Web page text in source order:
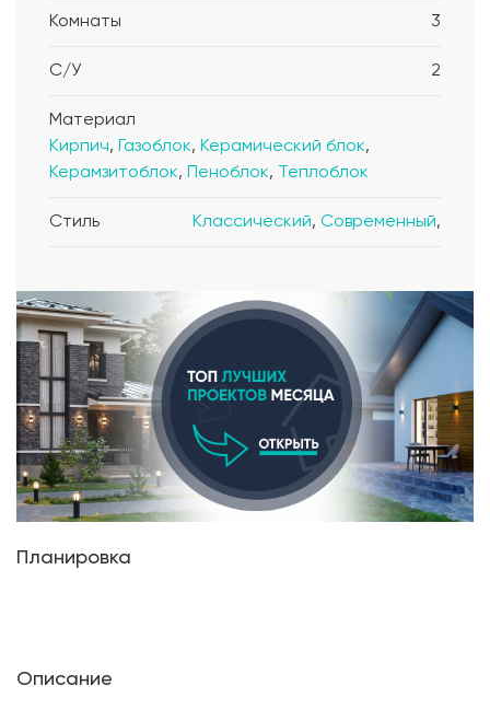
Комнаты 3
С/У 2
Материал
Кирпич, Газоблок, Керамический блок,
Керамзитоблок, Пеноблок, Теплоблок
Стиль Классический, Современный,
Планировка
Описание